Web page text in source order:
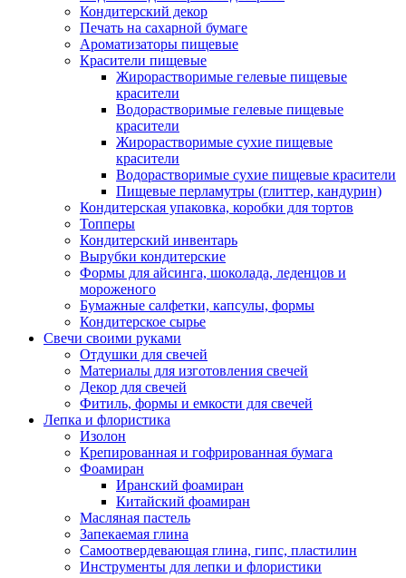
Кондитерский декор
Печать на сахарной бумаге
Ароматизаторы пищевые
Красители пищевые
Жирорастворимые гелевые пищевые
красители
Водорастворимые гелевые пищевые
красители
Жирорастворимые сухие пищевые
красители
Водорастворимые сухие пищевые красители
Пищевые перламутры (глиттер, кандурин)
Кондитерская упаковка, коробки для тортов
Топперы
Кондитерский инвентарь
Вырубки кондитерские
Формы для айсинга, шоколада, леденцов и
мороженого
Бумажные салфетки, капсулы, формы
Кондитерское сырье
Свечи своими руками
Отдушки для свечей
Материалы для изготовления свечей
Декор для свечей
Фитиль, формы и емкости для свечей
Лепка и флористика
Изолон
Крепированная и гофрированная бумага
Фоамиран
Иранский фоамиран
Китайский фоамиран
Масляная пастель
Запекаемая глина
Самоотвердевающая глина, гипс, пластилин
Инструменты для лепки и флористики